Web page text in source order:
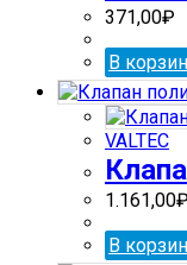
371,00₽
В
VALTEC
1.161,00₽
В